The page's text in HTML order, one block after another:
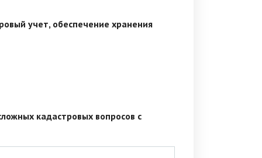
учет, обеспечение хранения
кадастровых вопросов с